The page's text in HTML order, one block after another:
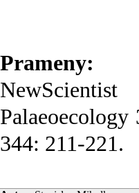
Prameny:
344: 211-221.